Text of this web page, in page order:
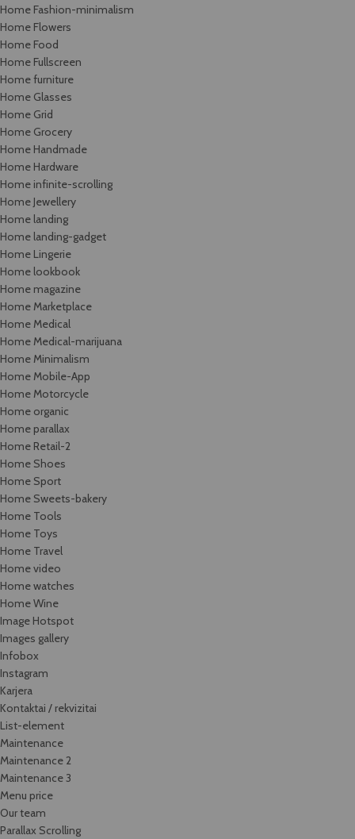
Home Fashion-minimalism
Home Flowers
Home Food
Home Fullscreen
Home furniture
Home Glasses
Home Grid
Home Grocery
Home Handmade
Home Hardware
Home infinite-scrolling
Home Jewellery
Home landing
Home landing-gadget
Home Lingerie
Home lookbook
Home magazine
Home Marketplace
Home Medical
Home Medical-marijuana
Home Minimalism
Home Mobile-App
Home Motorcycle
Home organic
Home parallax
Home Retail-2
Home Shoes
Home Sport
Home Sweets-bakery
Home Tools
Home Toys
Home Travel
Home video
Home watches
Home Wine
Image Hotspot
Images gallery
Infobox
Instagram
Karjera
Kontaktai / rekvizitai
List-element
Maintenance
Maintenance 2
Maintenance 3
Menu price
Our team
Parallax Scrolling